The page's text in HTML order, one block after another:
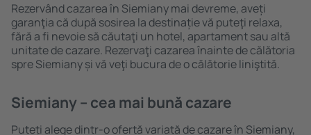
Rezervând cazarea în Siemiany mai devreme, aveți
garanţia că după sosirea la destinație vă puteţi relaxa,
fără a fi nevoie să căutaţi un hotel, apartament sau altă
unitate de cazare. Rezervaţi cazarea înainte de călătoria
spre Siemiany și vă veţi bucura de o călătorie liniştită.
Siemiany – cea mai bună cazare
Puteți alege dintr-o ofertă variată de cazare în Siemiany,